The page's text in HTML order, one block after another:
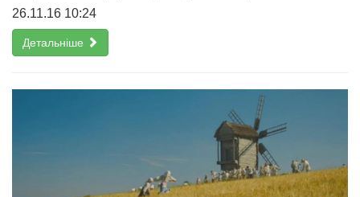
26.11.16 10:24
Детальніше